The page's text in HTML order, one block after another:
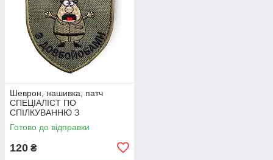
Шеврон, нашивка, патч
СПЕЦІАЛІСТ ПО
СПІЛКУВАННЮ З
ДОВБО@БАМИ з липучкою
Готово до відправки
120 ₴